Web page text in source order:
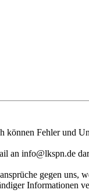
Fehler und
an info@lkspn.de
gegen uns,
Informationen